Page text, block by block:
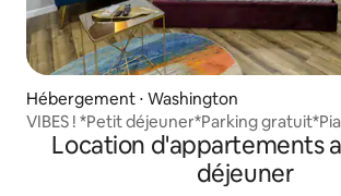
Hébergement ⋅ Washington
VIBES ! *Petit déjeuner*Parking
Location d'appartements
déjeuner